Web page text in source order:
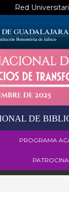
Red
DE
PROGRAMA